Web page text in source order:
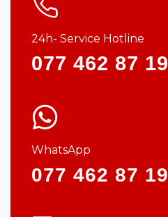
24h- Service Hotline
077 462 87 19
WhatsApp
077 462 87 19